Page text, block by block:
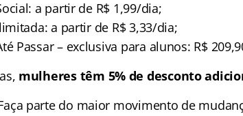
a partir de R$ 1,99/dia;
a partir de R$ 3,33/dia;
Passar – exclusiva para alunos: R$
mulheres têm 5% de desconto
Faça parte do maior movimento de